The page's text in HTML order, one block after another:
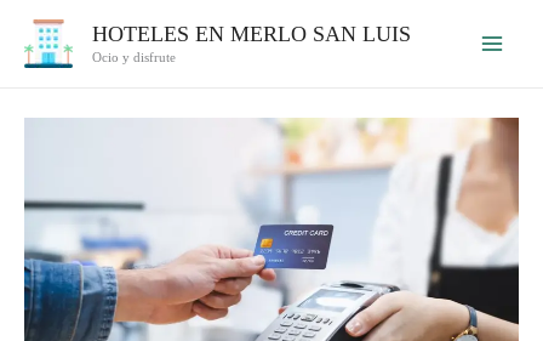
HOTELES EN MERLO SAN LUIS
Ocio y disfrute